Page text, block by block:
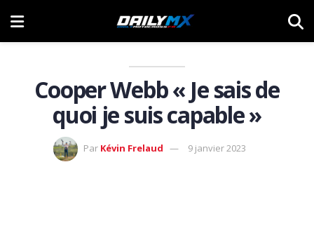
Cooper Webb « Je sais de
quoi je suis capable »
Par Kévin Frelaud 9 janvier 2023